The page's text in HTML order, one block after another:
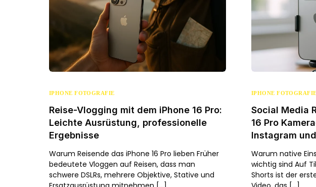
IPHONE FOTOGRAFIE
Reise-Vlogging mit dem iPhone 16 Pro:
Leichte Ausrüstung, professionelle
Ergebnisse
Warum Reisende das iPhone 16 Pro lieben Früher
bedeutete Vloggen auf Reisen, dass man
schwere DSLRs, mehrere Objektive, Stative und
IPHONE FOTOGRAFIE
Social Media
16 Pro
Instagram
Warum native
wichtig sind Auf
Shorts ist der